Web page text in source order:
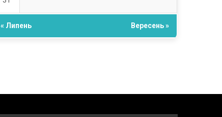
« Липень Вересень »